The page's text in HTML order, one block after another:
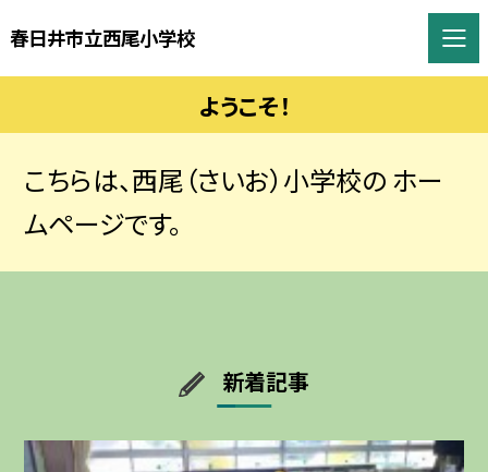
春日井市立西尾小学校
ようこそ！
こちらは、西尾（さいお）小学校の ホー
ムページです。
新着記事